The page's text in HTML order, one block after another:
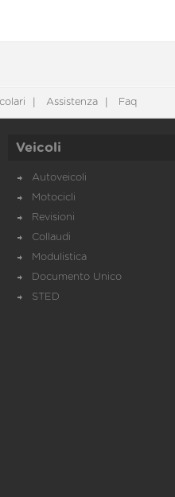
Assistenza Faq
Veicoli
Autoveicoli
Motocicli
Revisioni
Collaudi
Modulistica
Documento Unico
STED